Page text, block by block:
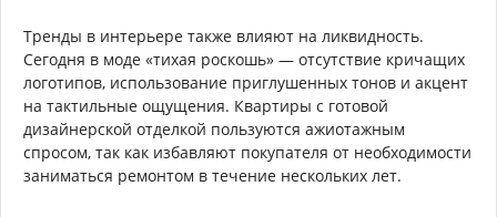
Тренды в интерьере также влияют на ликвидность.
Сегодня в моде «тихая роскошь» — отсутствие кричащих
логотипов, использование приглушенных тонов и акцент
на тактильные ощущения. Квартиры с готовой
дизайнерской отделкой пользуются ажиотажным
спросом, так как избавляют покупателя от необходимости
заниматься ремонтом в течение нескольких лет.